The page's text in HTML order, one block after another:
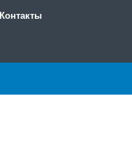
Контакты